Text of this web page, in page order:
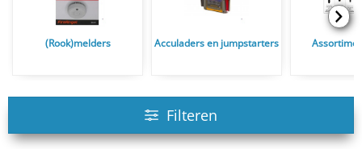
(Rook)melders Acculaders en jumpstarters
Filteren